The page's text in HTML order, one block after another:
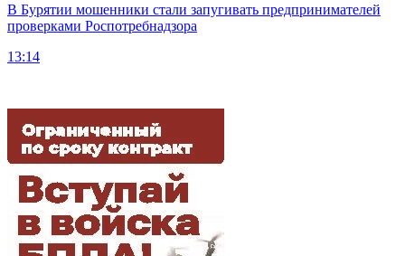
В Бурятии мошенники стали запугивать предпринимателей
проверками Роспотребнадзора
13:14